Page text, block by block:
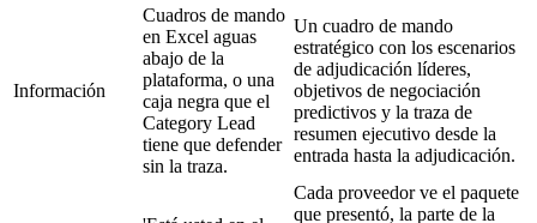
Información
Cuadros de mando
en Excel aguas
abajo de la
plataforma, o una
caja negra que el
Category Lead
tiene que defender
sin la traza.
Un cuadro de mando
estratégico con los escenarios
de adjudicación líderes,
objetivos de negociación
predictivos y la traza de
resumen ejecutivo desde la
entrada hasta la adjudicación.
Cada proveedor ve el paquete
que presentó, la parte de la